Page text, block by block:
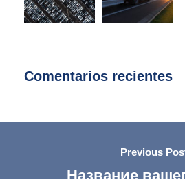
Comentarios recientes
Previous
Название